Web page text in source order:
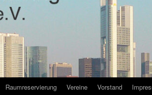
Raumreservierung Vereine Vorstand